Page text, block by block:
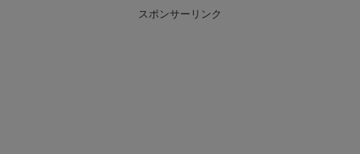
wwww
スポンサーリンク